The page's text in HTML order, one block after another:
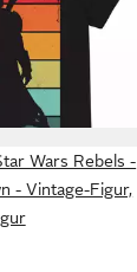
bei dir
Wars Rebels -
- Vintage-Figur,